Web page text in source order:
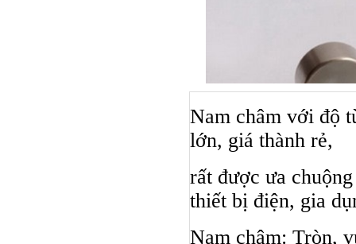
Bulong
Nam châm với độ
lớn, giá thành rẻ,
rất được ưa
thiết bị điện, gia
Nam châm: Tròn,